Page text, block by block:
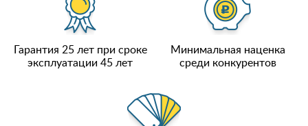
Гарантия 25 лет при сроке
эксплуатации 45 лет
Минимальная наценка
среди конкурентов